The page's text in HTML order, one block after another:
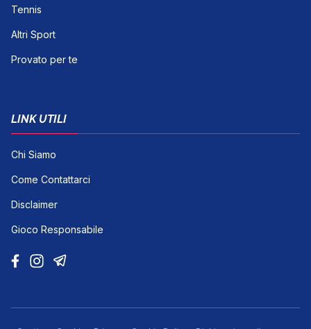
Tennis
Altri Sport
Provato per te
LINK UTILI
Chi Siamo
Come Contattarci
Disclaimer
Gioco Responsabile